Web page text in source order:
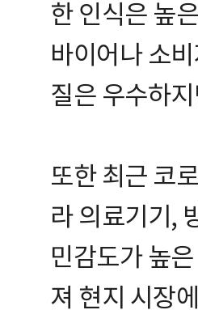
한 인식은 높
바이어나 소
질은 우수하
또한 최근 코
라 의료기기,
민감도가 높
져 현지 시장